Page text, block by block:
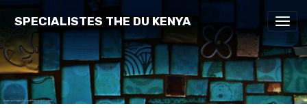
SPECIALISTES THE DU KENYA